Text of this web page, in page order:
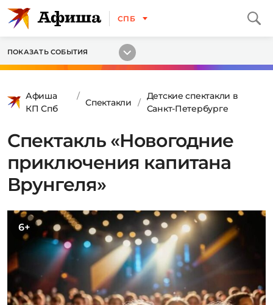
СПБ
ПОКАЗАТЬ СОБЫТИЯ
Афиша
КП Спб
Спектакли
Детские спектакли в
Санкт-Петербурге
Спектакль «Новогодние
приключения капитана
Врунгеля»
6+